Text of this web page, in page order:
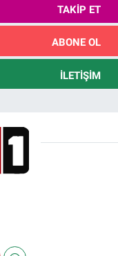
TAKIP ET
ABONE OL
İLETIŞIM